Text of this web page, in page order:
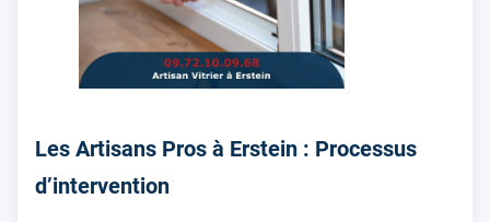
Les Artisans Pros à Erstein : Processus
d’intervention